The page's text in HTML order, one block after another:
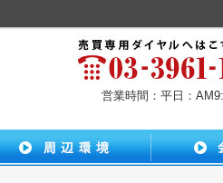
営業時間：平日：